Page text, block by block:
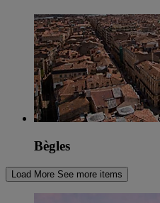
Bègles
Load More See more items